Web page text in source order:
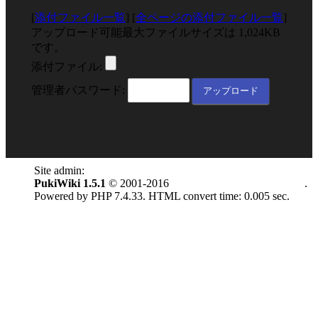
[添付ファイル一覧] [全ページの添付ファイル一覧]
アップロード可能最大ファイルサイズは 1,024KB
です。
添付ファイル:
管理者パスワード:
Site admin:
PukiWiki 1.5.1 © 2001-2016
.
Powered by PHP 7.4.33. HTML convert time: 0.005 sec.